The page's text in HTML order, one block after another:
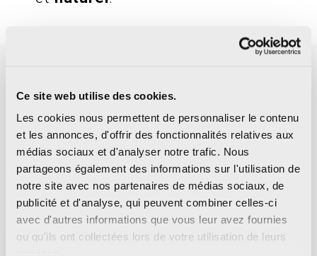
Ce site web utilise des cookies.
Les cookies nous permettent de personnaliser le contenu
et les annonces, d'offrir des fonctionnalités relatives aux
médias sociaux et d'analyser notre trafic. Nous
partageons également des informations sur l'utilisation de
notre site avec nos partenaires de médias sociaux, de
publicité et d'analyse, qui peuvent combiner celles-ci
avec d'autres informations que vous leur avez fournies
ou qu'ils ont collectées lors de votre utilisation de leurs
Pourquoi choisir les
dalles AVASTONE ?
Concevez en ayant la
certitude de pouvoir
compter sur les qualités
dessurfaces
céramiques
INDOOR AND
OUTDOOR USE
INDOOR AND
OUTDOOR USE